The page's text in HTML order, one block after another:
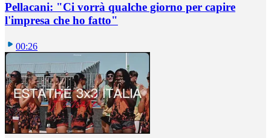
Pellacani: "Ci vorrà qualche giorno per capire
l'impresa che ho fatto"
00:26